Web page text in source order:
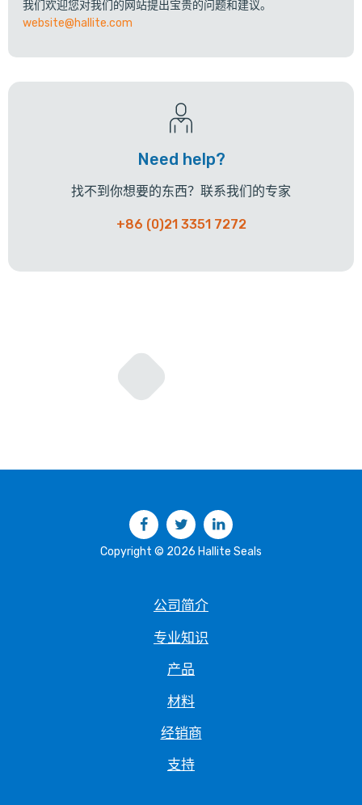
我们欢迎您对我们的网站提出宝贵的问题和建议。
website@hallite.com
Need help?
找不到你想要的东西？联系我们的专家
+86 (0)21 3351 7272
FacebookTwitter
Copyright © 2026 Hallite Seals
公司简介
专业知识
产品
材料
经销商
支持